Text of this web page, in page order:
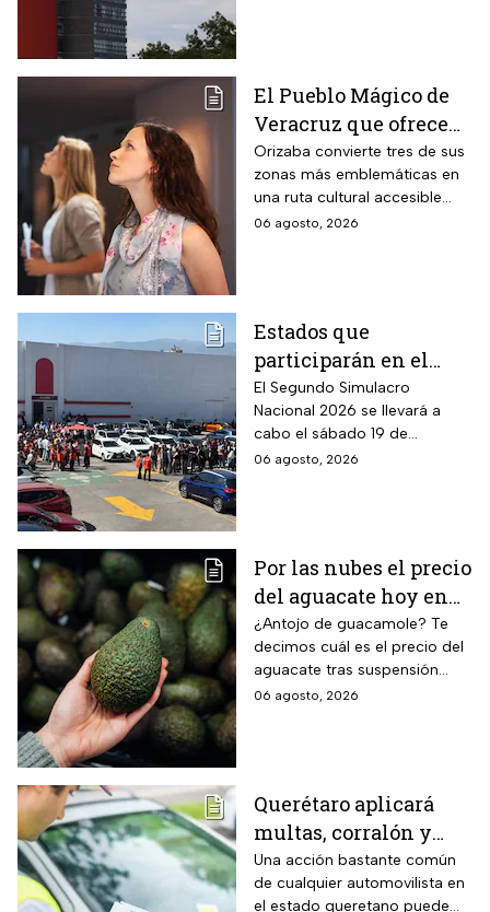
El Pueblo Mágico de
Veracruz que ofrece
por 70 pesos una
visita a 18 museos
históricos en estas
vacaciones de agosto
Orizaba convierte tres de sus
zonas más emblemáticas en
una ruta cultural accesible
para toda la familia
06 agosto, 2026
Estados que
participarán en el
Segundo Simulacro
Nacional 2026
El Segundo Simulacro
Nacional 2026 se llevará a
cabo el sábado 19 de
septiembre y tendrá hipótesis
06 agosto, 2026
Por las nubes el precio
del aguacate hoy en
México
¿Antojo de guacamole? Te
decimos cuál es el precio del
aguacate tras suspensión
temporal de exportaciones de
06 agosto, 2026
Querétaro aplicará
multas, corralón y
hasta arresto a
quienes cometan esta
Una acción bastante común
de cualquier automovilista en
el estado queretano puede